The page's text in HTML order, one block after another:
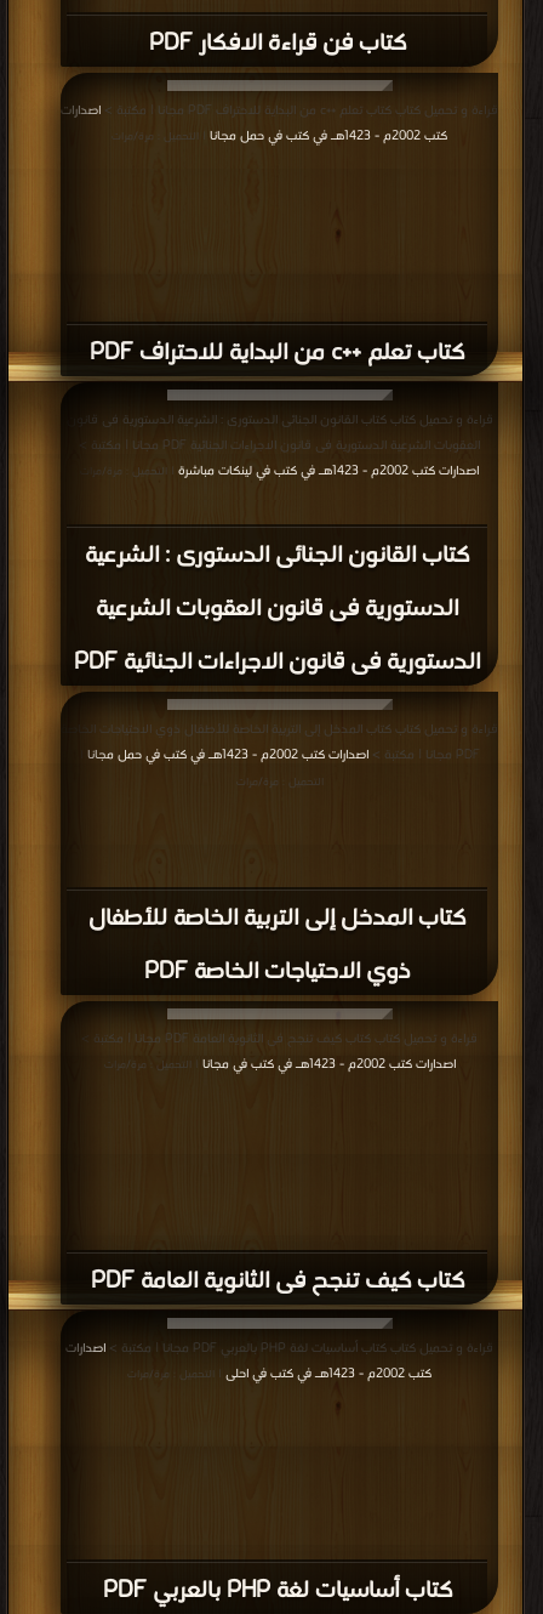
كتاب فن قراءة الافكار PDF
كتاب تعلم ++c من البداية للاحتراف PDF
قراءة و تحميل كتاب كتاب تعلم ++c من البداية للاحتراف PDF مجانا | مكتبة >
اصدارات
كتب 2002م - 1423هـ في كتب في حمل مجانا
| التحميل : مرة/مرات
كتاب القانون الجنائى الدستورى : الشرعية
الدستورية فى قانون العقوبات الشرعية
الدستورية فى قانون الاجراءات الجنائية PDF
قراءة و تحميل كتاب كتاب القانون الجنائى الدستورى : الشرعية الدستورية فى قانون
العقوبات الشرعية الدستورية فى قانون الاجراءات الجنائية PDF مجانا | مكتبة >
اصدارات كتب 2002م - 1423هـ في كتب في لينكات مباشرة
| التحميل : مرة/مرات
كتاب المدخل إلى التربية الخاصة للأطفال
ذوي الاحتياجات الخاصة PDF
قراءة و تحميل كتاب كتاب المدخل إلى التربية الخاصة للأطفال ذوي الاحتياجات الخاصة
PDF مجانا | مكتبة >
اصدارات كتب 2002م - 1423هـ في كتب في حمل مجانا
التحميل : مرة/مرات
كتاب كيف تنجح فى الثانوية العامة PDF
قراءة و تحميل كتاب كتاب كيف تنجح فى الثانوية العامة PDF مجانا | مكتبة >
اصدارات كتب 2002م - 1423هـ في كتب في مجانا
| التحميل : مرة/مرات
كتاب أساسيات لغة PHP بالعربي PDF
قراءة و تحميل كتاب كتاب أساسيات لغة PHP بالعربي PDF مجانا | مكتبة >
اصدارات
كتب 2002م - 1423هـ في كتب في احلى
| التحميل : مرة/مرات